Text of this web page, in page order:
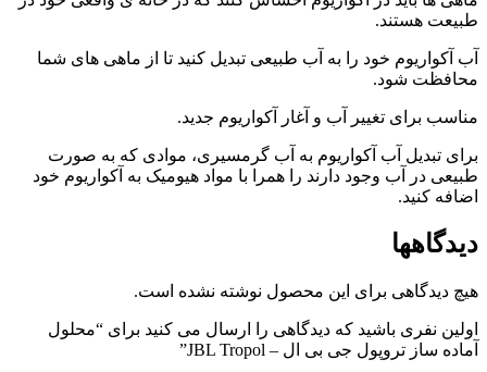
طبیعت هستند.
آب آکواریوم خود را به آب طبیعی تبدیل کنید تا از ماهی های شما
محافظت شود.
مناسب برای تغییر آب و آغار آکواریوم جدید.
برای تبدیل آب آکواریوم به آب گرمسیری، موادی که به صورت
طبیعی در آب وجود دارند را همرا با مواد هیومیک به آکواریوم خود
اضافه کنید.
دیدگاهها
هیچ دیدگاهی برای این محصول نوشته نشده است.
اولین نفری باشید که دیدگاهی را ارسال می کنید برای “محلول
آماده ساز تروپول جی بی ال – JBL Tropol”